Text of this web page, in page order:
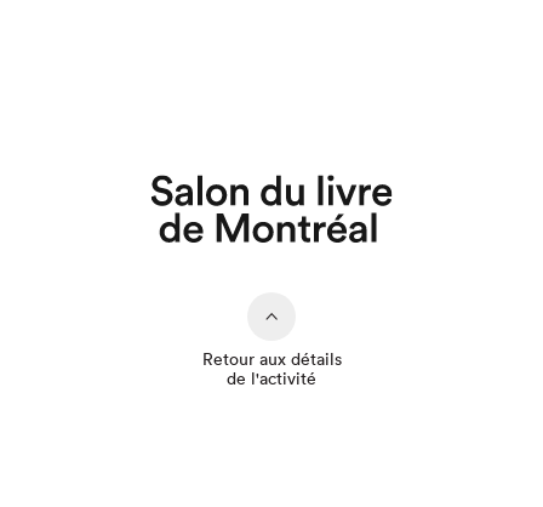
Que cherchez-vous?
Retour aux détails
de l'activité